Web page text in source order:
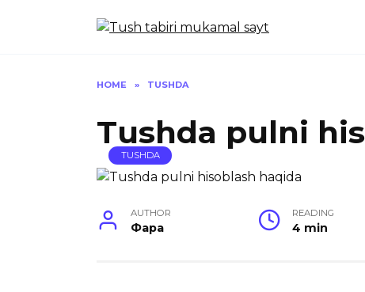
HOME » TUSHDA
Tushda pulni
TUSHDA
AUTHOR
Фара
READING
4 min